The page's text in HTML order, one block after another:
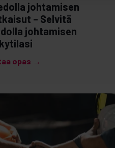
johtamisen
– Selvitä
johtamisen
opas →